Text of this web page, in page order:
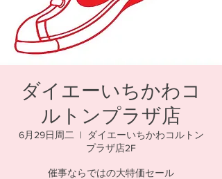
ダイエーいちかわコ
ルトンプラザ店
6月29日周二
  |
ダイエーいちかわコルトン
プラザ店2F
催事ならではの大特価セール